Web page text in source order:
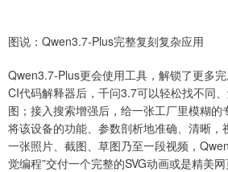
图说：Qwen3.7-Plus完整复刻复杂应用
Qwen3.7-Plus更会使用工具，解锁了更多
CI代码解释器后，千问3.7可以轻松找不同
图；接入搜索增强后，给一张工厂里模糊
将该设备的功能、参数剖析地准确、清晰，
一张照片、截图、草图乃至一段视频，
觉编程”交付一个完整的SVG动画或是精美网